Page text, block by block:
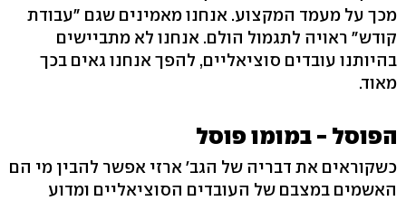
מכך על מעמד המקצוע. אנחנו מאמינים שגם "עבודת
קודש" ראויה לתגמול הולם. אנחנו לא מתביישים
בהיותנו עובדים סוציאליים, להפך אנחנו גאים בכך
מאוד.
הפוסל - במומו פוסל
כשקוראים את דבריה של הגב' ארזי אפשר להבין מי הם
האשמים במצבם של העובדים הסוציאליים ומדוע